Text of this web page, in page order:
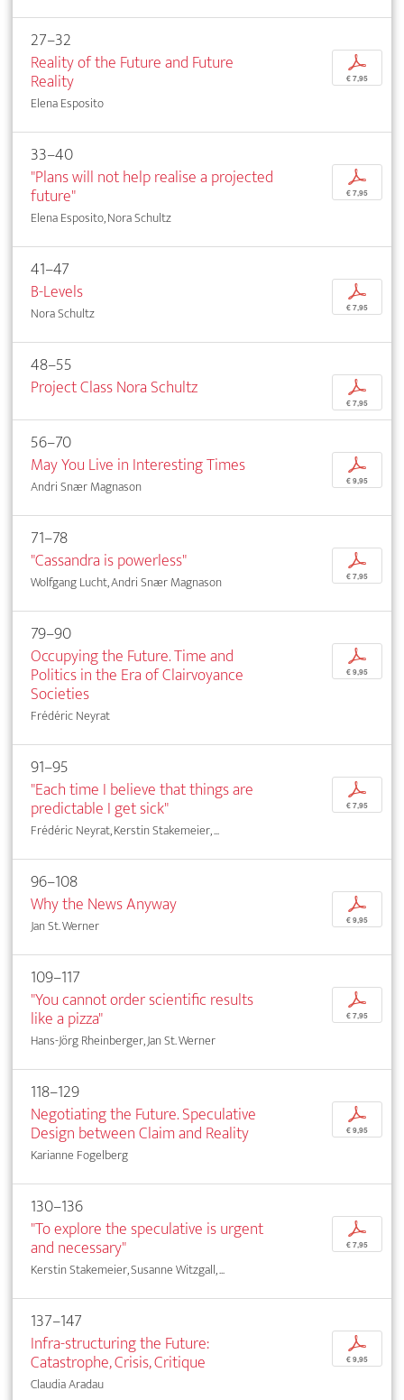
27–32
Reality of the Future and Future
Reality
Elena Esposito
p
€ 7,95
33–40
"Plans will not help realise a projected
future"
Elena Esposito, Nora Schultz
p
€ 7,95
41–47
B-Levels
Nora Schultz
p
€ 7,95
48–55
Project Class Nora Schultz
p
€ 7,95
56–70
May You Live in Interesting Times
Andri Snær Magnason
p
€ 9,95
71–78
"Cassandra is powerless"
Wolfgang Lucht, Andri Snær Magnason
p
€ 7,95
79–90
Occupying the Future. Time and
Politics in the Era of Clairvoyance
Societies
Frédéric Neyrat
p
€ 9,95
91–95
"Each time I believe that things are
predictable I get sick"
Frédéric Neyrat, Kerstin Stakemeier, ...
p
€ 7,95
96–108
Why the News Anyway
Jan St. Werner
p
€ 9,95
109–117
"You cannot order scientific results
like a pizza"
Hans-Jörg Rheinberger, Jan St. Werner
p
€ 7,95
118–129
Negotiating the Future. Speculative
Design between Claim and Reality
Karianne Fogelberg
p
€ 9,95
130–136
"To explore the speculative is urgent
and necessary"
Kerstin Stakemeier, Susanne Witzgall, ...
p
€ 7,95
137–147
Infra-structuring the Future:
Catastrophe, Crisis, Critique
Claudia Aradau
p
€ 9,95